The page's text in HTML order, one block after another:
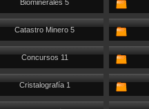
Biominerales 5
Catastro Minero 5
Concursos 11
Cristalografía 1